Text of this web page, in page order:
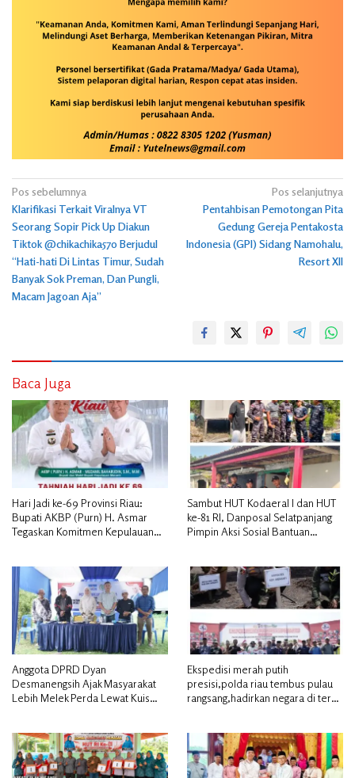
Navigasi
pos
Pos sebelumnya
Klarifikasi Terkait Viralnya VT
Seorang Sopir Pick Up Diakun
Tiktok @chikachika570 Berjudul
“Hati-hati Di Lintas Timur, Sudah
Banyak Sok Preman, Dan Pungli,
Macam Jagoan Aja”
Pos selanjutnya
Pentahbisan Pemotongan Pita
Gedung Gereja Pentakosta
Indonesia (GPI) Sidang Namohalu,
Resort XII
Baca Juga
Hari Jadi ke-69 Provinsi Riau:
Bupati AKBP (Purn) H. Asmar
Tegaskan Komitmen Kepulauan
Sambut HUT Kodaeral I dan HUT
ke-81 RI, Danposal Selatpanjang
Pimpin Aksi Sosial Bantuan
Anggota DPRD Dyan
Desmanengsih Ajak Masyarakat
Lebih Melek Perda Lewat Kuis
Ekspedisi merah putih
presisi,polda riau tembus pulau
rangsang,hadirkan negara di teras